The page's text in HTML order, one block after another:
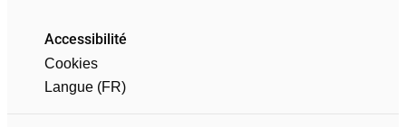
Accessibilité
Cookies
Langue (FR)